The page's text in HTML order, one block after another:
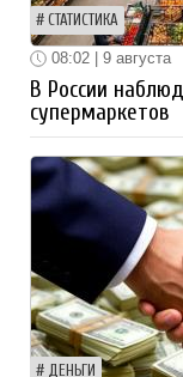
СТАТИСТИКА
08:02 | 9 августа
В России
супермаркетов
ДЕНЬГИ